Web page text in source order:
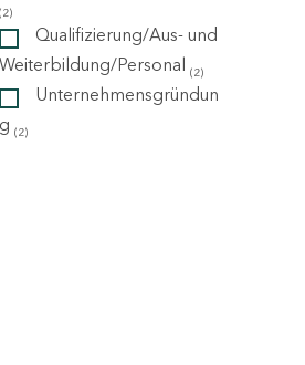
(2)
Qualifizierung/Aus- und
Weiterbildung/Personal (2)
Unternehmensgründun
g (2)